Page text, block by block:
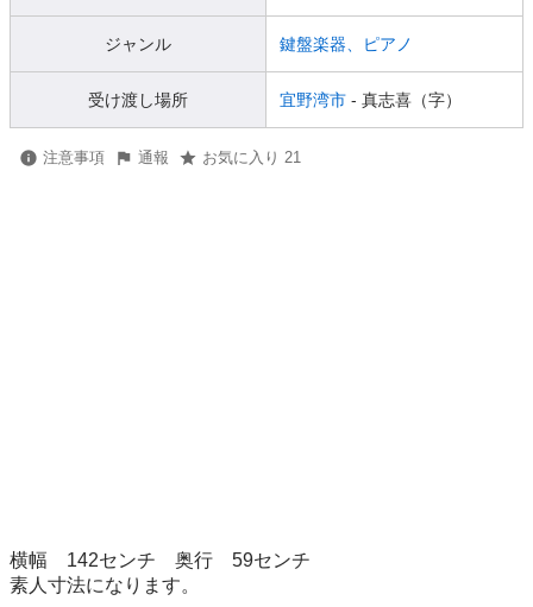
ジャンル 鍵盤楽器、ピアノ
受け渡し場所 宜野湾市 - 真志喜（字）
注意事項 通報 お気に入り 21
横幅　142センチ　奥行　59センチ
素人寸法になります。